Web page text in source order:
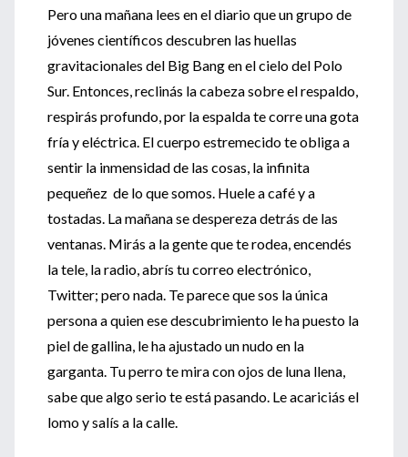
Pero una mañana lees en el diario que un grupo de
jóvenes científicos descubren las huellas
gravitacionales del Big Bang en el cielo del Polo
Sur. Entonces, reclinás la cabeza sobre el respaldo,
respirás profundo, por la espalda te corre una gota
fría y eléctrica. El cuerpo estremecido te obliga a
sentir la inmensidad de las cosas, la infinita
pequeñez de lo que somos. Huele a café y a
tostadas. La mañana se despereza detrás de las
ventanas. Mirás a la gente que te rodea, encendés
la tele, la radio, abrís tu correo electrónico,
Twitter; pero nada. Te parece que sos la única
persona a quien ese descubrimiento le ha puesto la
piel de gallina, le ha ajustado un nudo en la
garganta. Tu perro te mira con ojos de luna llena,
sabe que algo serio te está pasando. Le acariciás el
lomo y salís a la calle.